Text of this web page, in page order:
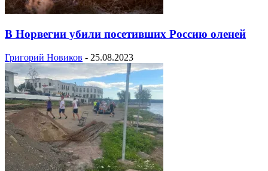
В Норвегии убили посетивших Россию оленей
Григорий Новиков - 25.08.2023